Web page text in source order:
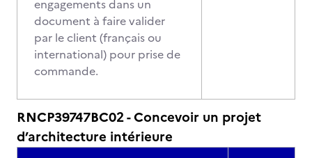
engagements dans un
document à faire valider
par le client (français ou
international) pour prise de
commande.
RNCP39747BC02 - Concevoir un projet
d’architecture intérieure